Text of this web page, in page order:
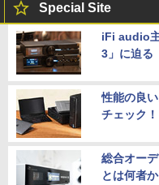
Special Site
iFi audio
3」に迫る
性能の良
チェック！
総合オー
とは何者か